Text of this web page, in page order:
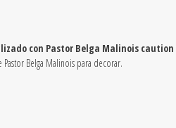
con Pastor Belga Malinois caution
Belga Malinois para decorar.